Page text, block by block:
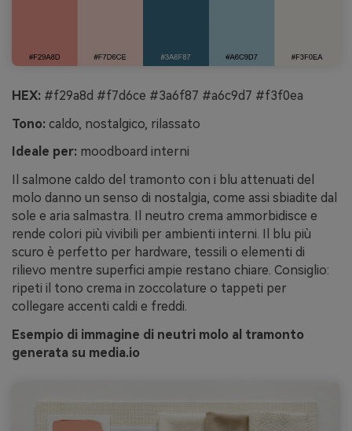
HEX: #f29a8d #f7d6ce #3a6f87 #a6c9d7 #f3f0ea
Tono: caldo, nostalgico, rilassato
Ideale per: moodboard interni
Il salmone caldo del tramonto con i blu attenuati del
molo danno un senso di nostalgia, come assi sbiadite dal
sole e aria salmastra. Il neutro crema ammorbidisce e
rende colori più vivibili per ambienti interni. Il blu più
scuro è perfetto per hardware, tessili o elementi di
rilievo mentre superfici ampie restano chiare. Consiglio:
ripeti il tono crema in zoccolature o tappeti per
collegare accenti caldi e freddi.
Esempio di immagine di neutri molo al tramonto
generata su media.io